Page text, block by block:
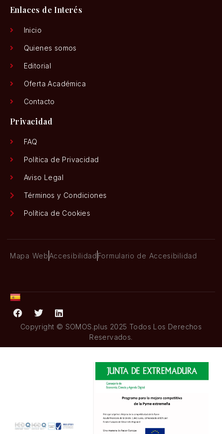
Enlaces de Interés
Inicio
Quienes somos
Editorial
Oferta Académica
Contacto
Privacidad
FAQ
Política de Privacidad
Aviso Legal
Términos y Condiciones
Política de Cookies
Mapa Web Accesibilidad Formulario de Accesibilidad
Copyright © SOMOS.plus 2025 Todos Los Derechos
Reservados.